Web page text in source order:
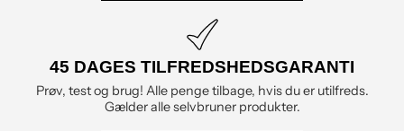
45 DAGES TILFREDSHEDSGARANTI
Prøv, test og brug! Alle penge tilbage, hvis du er utilfreds.
Gælder alle selvbruner produkter.